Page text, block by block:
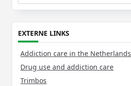
EXTERNE LINKS
Addiction care in the Netherlands
Drug use and addiction care
Trimbos